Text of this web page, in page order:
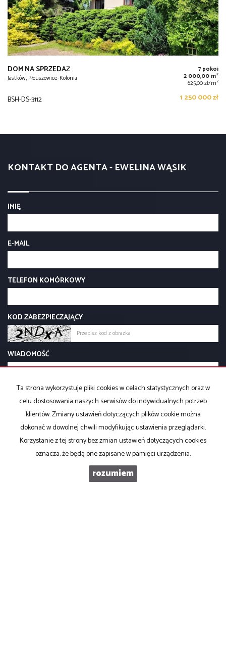
DOM NA SPRZEDAŻ
Jastków, Płouszowice-Kolonia
7 pokoi
2 000,00 m2
625,00 zł/m2
BSH-DS-3112 1 250 000 zł
KONTAKT DO AGENTA - EWELINA WĄSIK
IMIĘ
E-MAIL
TELEFON KOMÓRKOWY
KOD ZABEZPIECZAJĄCY
WIADOMOŚĆ
Ta strona wykorzystuje pliki cookies w celach statystycznych oraz w
celu dostosowania naszych serwisów do indywidualnych potrzeb
klientów. Zmiany ustawień dotyczących plików cookie można
dokonać w dowolnej chwili modyfikując ustawienia przeglądarki.
Korzystanie z tej strony bez zmian ustawień dotyczących cookies
oznacza, że będą one zapisane w pamięci urządzenia.
rozumiem